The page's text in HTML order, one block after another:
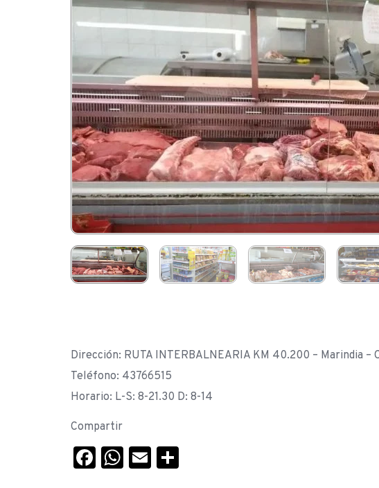
Dirección: RUTA INTERBALNEARIA KM 40.200 – Marindia –
Teléfono: 43766515
Horario: L-S: 8-21.30 D: 8-14
Compartir
Facebook
WhatsApp
Email